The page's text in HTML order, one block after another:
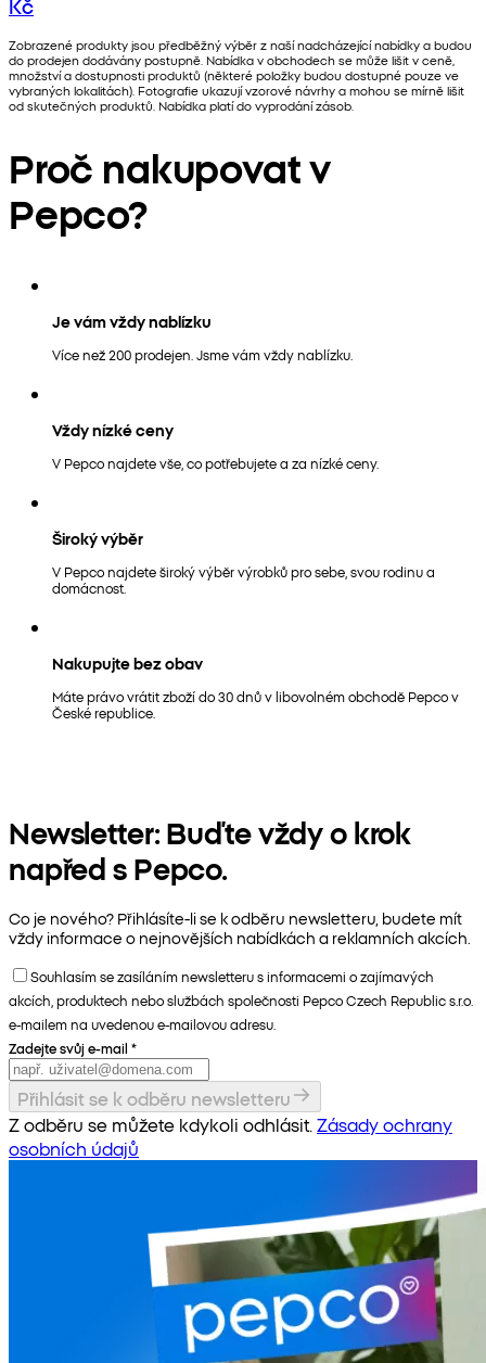
Kč
Zobrazené produkty jsou předběžný výběr z naší nadcházející nabídky a budou
do prodejen dodávány postupně. Nabídka v obchodech se může lišit v ceně,
množství a dostupnosti produktů (některé položky budou dostupné pouze ve
vybraných lokalitách). Fotografie ukazují vzorové návrhy a mohou se mírně lišit
od skutečných produktů. Nabídka platí do vyprodání zásob.
Proč nakupovat v
Pepco?
Je vám vždy nablízku
Více než 200 prodejen. Jsme vám vždy nablízku.
Vždy nízké ceny
V Pepco najdete vše, co potřebujete a za nízké ceny.
Široký výběr
V Pepco najdete široký výběr výrobků pro sebe, svou rodinu a
domácnost.
Nakupujte bez obav
Máte právo vrátit zboží do 30 dnů v libovolném obchodě Pepco v
České republice.
Newsletter: Buďte vždy o krok
napřed s Pepco.
Co je nového? Přihlásíte-li se k odběru newsletteru, budete mít
vždy informace o nejnovějších nabídkách a reklamních akcích.
Souhlasím se zasíláním newsletteru s informacemi o zajímavých
akcích, produktech nebo službách společnosti Pepco Czech Republic s.r.o.
e-mailem na uvedenou e-mailovou adresu.
Zadejte svůj e-mail *
Přihlásit se k odběru newsletteru
Z odběru se můžete kdykoli odhlásit.Zásady ochrany
osobních údajů